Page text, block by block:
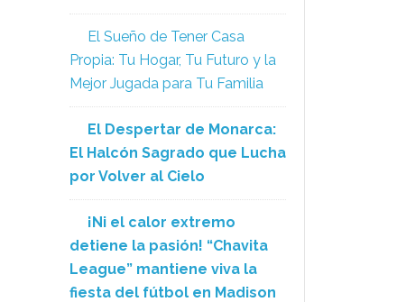
El Sueño de Tener Casa
Propia: Tu Hogar, Tu Futuro y la
Mejor Jugada para Tu Familia
El Despertar de Monarca:
El Halcón Sagrado que Lucha
por Volver al Cielo
¡Ni el calor extremo
detiene la pasión! “Chavita
League” mantiene viva la
fiesta del fútbol en Madison